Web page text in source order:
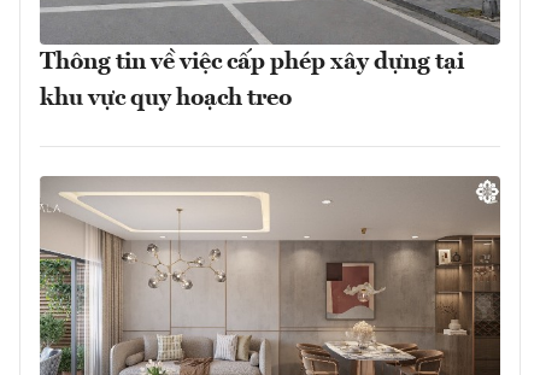
Thông tin về việc cấp phép xây dựng tại
khu vực quy hoạch treo